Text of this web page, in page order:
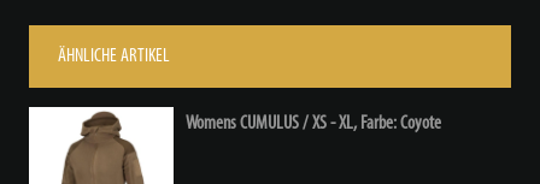
ÄHNLICHE ARTIKEL
Womens CUMULUS / XS - XL, Farbe: Coyote